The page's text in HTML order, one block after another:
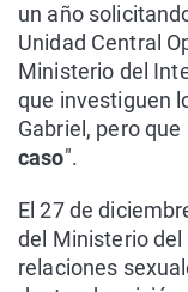
un año
Unidad Central
Ministerio del
que investiguen
Gabriel, pero
caso".
El 27 de
del Ministerio
relaciones